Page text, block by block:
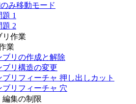
み移動モード
1
題 2
リ作業
業
ブリの作成と解除
ブリ構造の変更
ブリフィーチャ 押し出しカット
ブリフィーチャ 穴
編集の制限